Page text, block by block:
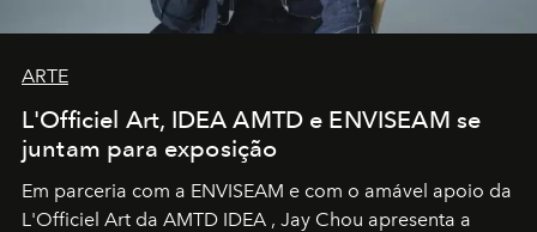
ARTE
L'Officiel Art, IDEA AMTD e ENVISEAM se
juntam para exposição
Em parceria com a ENVISEAM e com o amável apoio da
L'Officiel Art da AMTD IDEA , Jay Chou apresenta a